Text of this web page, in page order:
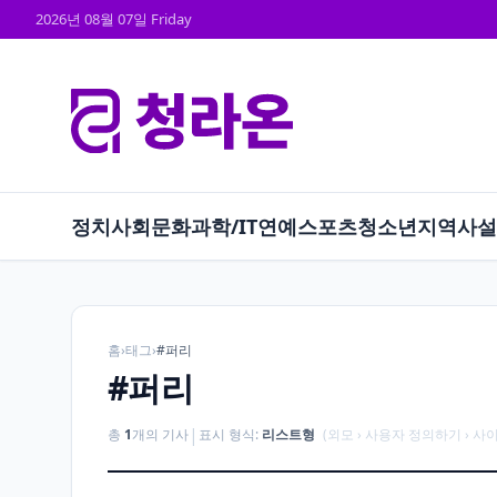
2026년 08월 07일 Friday
정치사회문화과학/IT연예스포츠청소년지역사
홈›태그›#퍼리
#퍼리
총 1개의 기사 | 표시 형식: 리스트형 (외모 › 사용자 정의하기 › 사